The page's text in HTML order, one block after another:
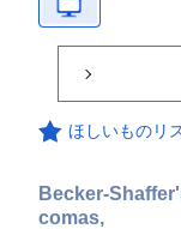
ほしいものリ
Becker-
comas,